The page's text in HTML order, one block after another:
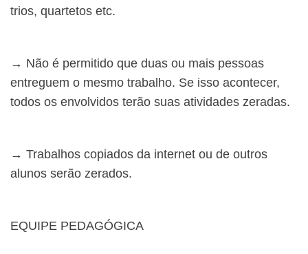
trios, quartetos etc.
→ Não é permitido que duas ou mais pessoas
entreguem o mesmo trabalho. Se isso acontecer,
todos os envolvidos terão suas atividades zeradas.
→ Trabalhos copiados da internet ou de outros
alunos serão zerados.
EQUIPE PEDAGÓGICA